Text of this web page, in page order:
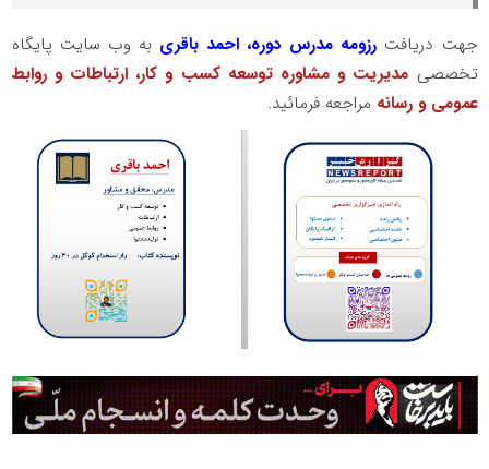
جهت دریافت رزومه مدرس دوره، احمد باقری به وب سایت پایگاه
تخصصی مدیریت و مشاوره توسعه کسب و کار، ارتباطات و روابط
عمومی و رسانه مراجعه فرمائید.